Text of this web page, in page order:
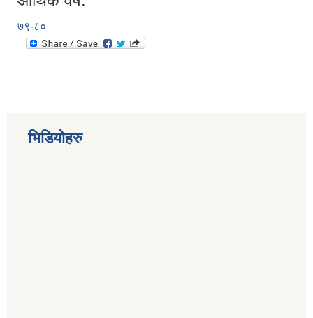
७९-८०
भिडियोहरु